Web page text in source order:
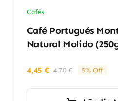
Cafés
Café Portugués
Natural Molido
4,70€El
4,45€
El
5% Off